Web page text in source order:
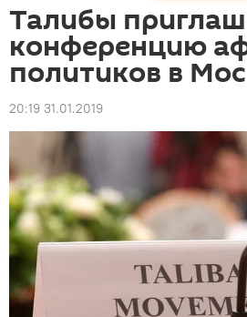
Талибы
конференцию
политиков в
20:19 31.01.2019